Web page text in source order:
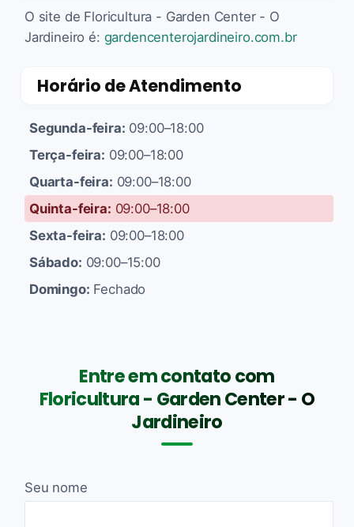
O site de Floricultura - Garden Center - O
Jardineiro é: gardencenterojardineiro.com.br
Horário de Atendimento
Segunda-feira: 09:00–18:00
Terça-feira: 09:00–18:00
Quarta-feira: 09:00–18:00
Quinta-feira: 09:00–18:00
Sexta-feira: 09:00–18:00
Sábado: 09:00–15:00
Domingo: Fechado
Entre em contato com
Floricultura - Garden Center - O
Jardineiro
Seu nome